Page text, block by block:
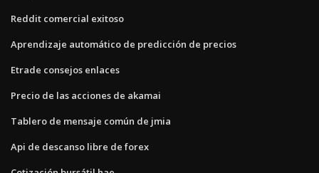
Reddit comercial exitoso
Aprendizaje automático de predicción de precios
Etrade consejos enlaces
Precio de las acciones de akamai
Tablero de mensaje común de jmia
Api de descanso libre de forex